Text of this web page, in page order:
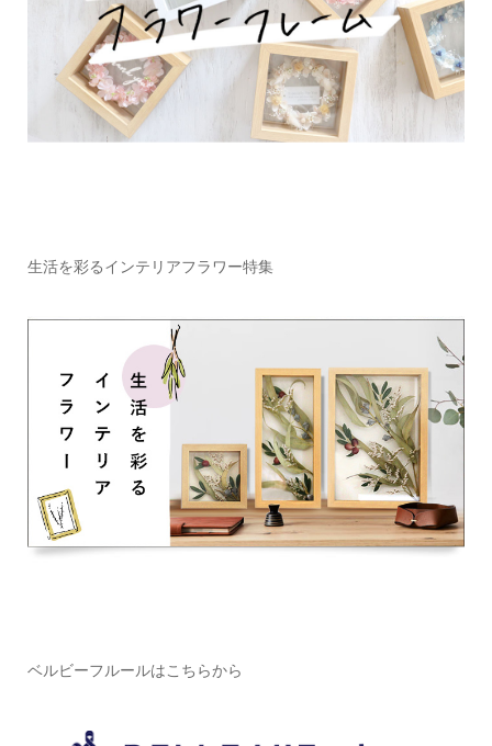
生活を彩るインテリアフラワー特集
ベルビーフルールはこちらから